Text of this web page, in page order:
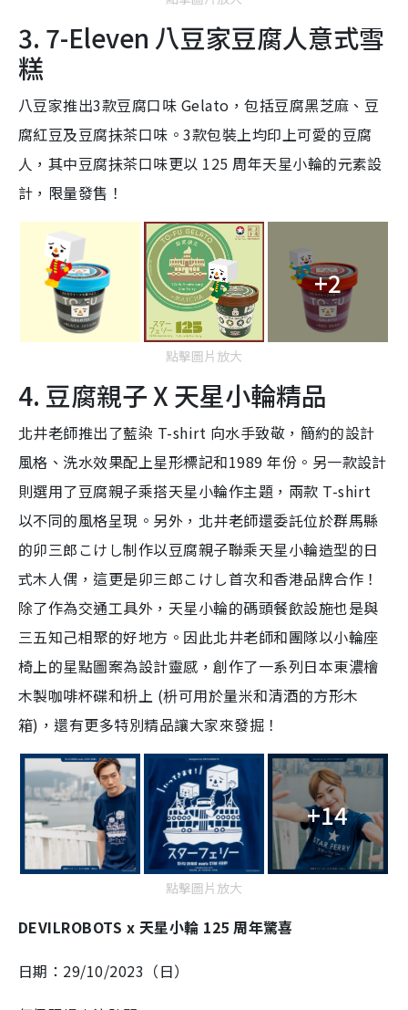
3. 7-Eleven 八豆家豆腐人意式雪
糕
八豆家推出3款豆腐口味 Gelato，包括豆腐黑芝麻、豆
腐紅豆及豆腐抺茶口味。3款包裝上均印上可愛的豆腐
人，其中豆腐抺茶口味更以 125 周年天星小輪的元素設
計，限量發售！
+2
點擊圖片放大
4. 豆腐親子 X 天星小輪精品
北井老師推出了藍染 T-shirt 向水手致敬，簡約的設計
風格、洗水效果配上星形標記和1989 年份。另一款設計
則選用了豆腐親子乘搭天星小輪作主題，兩款 T-shirt
以不同的風格呈現。另外，北井老師還委託位於群馬縣
的卯三郎こけし制作以豆腐親子聯乘天星小輪造型的日
式木人偶，這更是卯三郎こけし首次和香港品牌合作！
除了作為交通工具外，天星小輪的碼頭餐飲設施也是與
三五知己相聚的好地方。因此北井老師和團隊以小輪座
椅上的星點圖案為設計靈感，創作了一系列日本東濃檜
木製咖啡杯碟和枡上 (枡可用於量米和清酒的方形木
箱)，還有更多特別精品讓大家來發掘！
+14
點擊圖片放大
DEVILROBOTS x 天星小輪 125 周年驚喜
日期：29/10/2023（日）